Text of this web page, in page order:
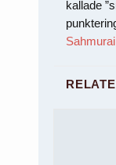
kallade